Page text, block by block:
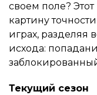
своем поле?
картину
играх, разделяя
исхода:
Текущий сезон